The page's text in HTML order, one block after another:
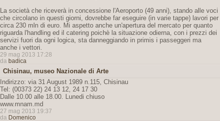
La società che riceverà in concessione l'Aeroporto (49 anni), stando alle voci
che circolano in questi giorni, dovrebbe far eseguire (in varie tappe) lavori per
circa 230 mln di euro. Mi aspetto anche un'apertura del mercato per quanto
riguarda l'handling ed il catering poichè la situazione odierna, con i prezzi dei
servizi fuori da ogni logica, sta danneggiando in primis i passeggeri ma
anche i vettori.
29 mag 2013 17:28
da badica
Chisinau, museo Nazionale di Arte
Indirizzo: via 31 August 1989 n.115, Chisinau
Tel: (00373 22) 24 13 12, 24 17 30
Dalle 10.00 alle 18.00. Lunedi chiuso
www.mnam.md
27 mag 2013 19:37
da Domenico